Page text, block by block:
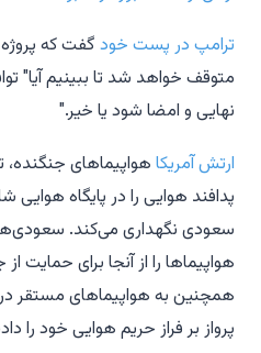
ترامپ در پست خود گفت که
متوقف خواهد شد تا ببینیم آیا"
نهایی و امضا شود یا خیر."
ارتش آمریکا هواپیماهای
پدافند هوایی را در پایگاه
سعودی نگهداری می‌کند. سعودی‌ها
هواپیماها را از آنجا برای حمایت
همچنین به هواپیماهای مستقر
پرواز بر فراز حریم هوایی خود را